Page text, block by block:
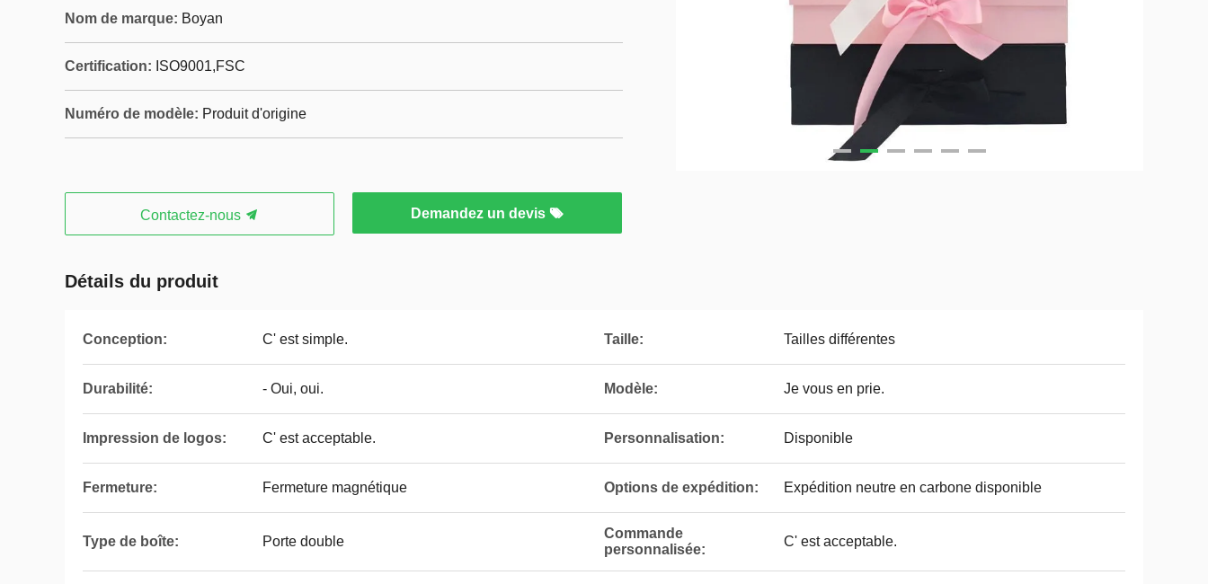
Nom de marque: Boyan
Certification: ISO9001,‌FSC
Numéro de modèle: Produit d'origine
Contactez-nous Demandez un devis
Détails du produit
Conception: C' est simple. Taille: Tailles différentes
Durabilité: - Oui, oui. Modèle: Je vous en prie.
Impression de logos: C' est acceptable. Personnalisation: Disponible
Fermeture: Fermeture magnétique Options de expédition: Expédition neutre en carbone disponible
Type de boîte: Porte double
Commande
personnalisée:
C' est acceptable.